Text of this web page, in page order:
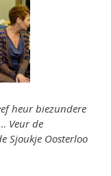
heur biezundere
Veur de
Sjoukje Oosterloo